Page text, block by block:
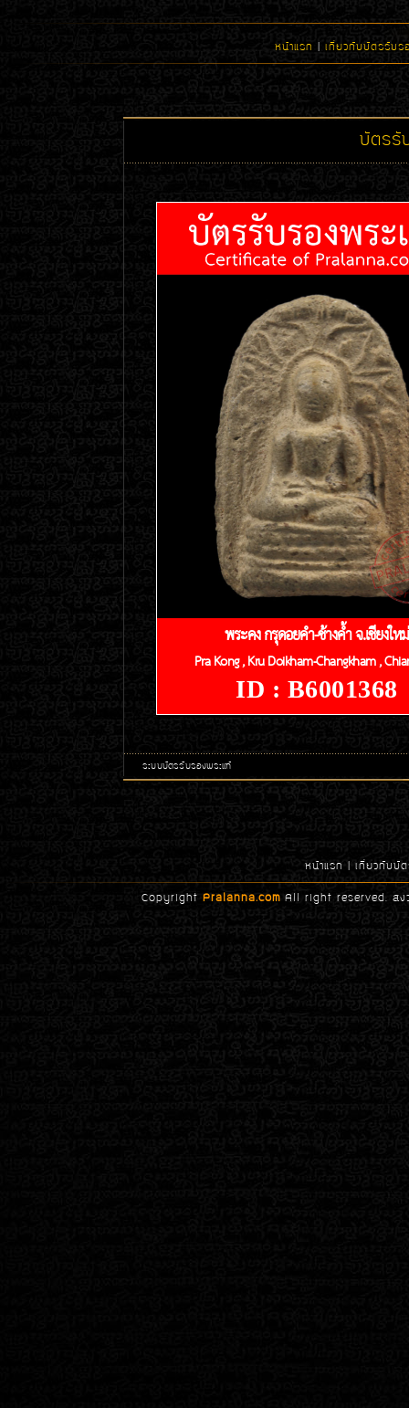
หน้าแรก เกี่ยวกับบัตรรับร
บัตรรั
พระคง กรุดอยคำ-ช้างค้ำ จ.เชียงใหม่
Pra Kong , Kru Doikham-Changkham ,
ID : B6001368
ระบบบัตรรับรองพระแท้
หน้าแรก เกี่ยวกับบั
Copyright Pralanna.comAll right reserved. สง